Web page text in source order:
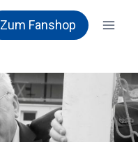
Zum Fanshop